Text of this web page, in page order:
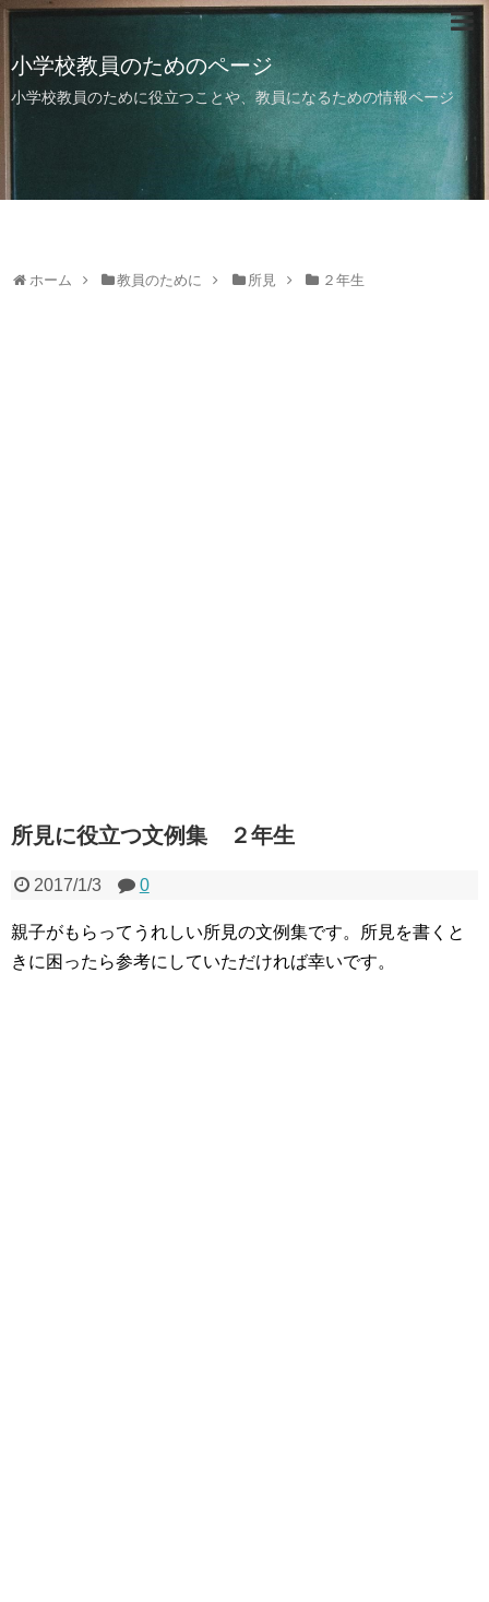
小学校教員のためのページ
小学校教員のために役立つことや、教員になるための情報ページ
ホーム 教員のために 所見 ２年生
所見に役立つ文例集 ２年生
2017/1/3 0
親子がもらってうれしい所見の文例集です。所見を書くと
きに困ったら参考にしていただければ幸いです。